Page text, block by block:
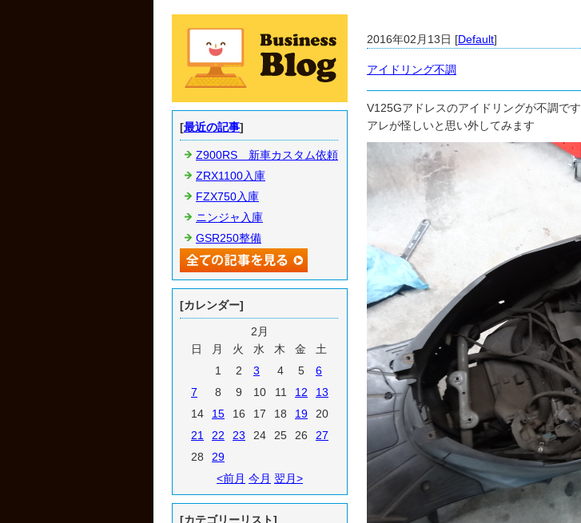
2016年02月13日 [Default]
アイドリング不調
V125Gアドレスのアイドリングが不調です
アレが怪しいと思い外してみます
[最近の記事]
Z900RS 新車カスタム依頼
ZRX1100入庫
FZX750入庫
ニンジャ入庫
GSR250整備
[カレンダー]
2月
日
月 火 水 木 金
土
1
2 3 4 5
6
7
8 9 10 11 12
13
14
15 16 17 18 19
20
21
22 23 24 25 26
27
28
29
<前月 今月 翌月>
[カテゴリーリスト]